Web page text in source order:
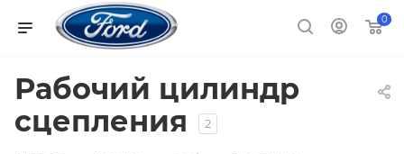
0
Рабочий цилиндр
сцепления
2